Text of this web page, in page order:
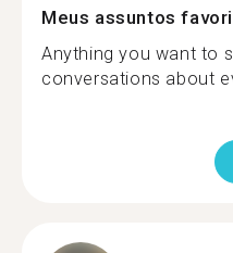
Meus assuntos
Anything you want to
conversations about